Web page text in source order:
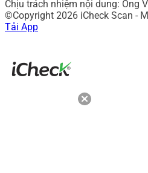
Chịu trách nhiệm nội dung: Ông
©Copyright 2026 iCheck Scan -
Tải App